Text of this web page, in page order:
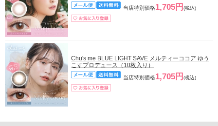
当店特別価格1,705円 (税込)
Chu's me BLUE LIGHT SAVE メルティーココア ゆう
こすプロデュース（10枚入り）
当店特別価格1,705円 (税込)